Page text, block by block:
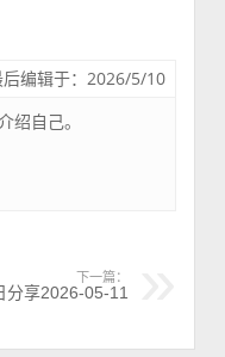
后编辑于：2026/5/10
绍自己。
下一篇：
分享2026-05-11